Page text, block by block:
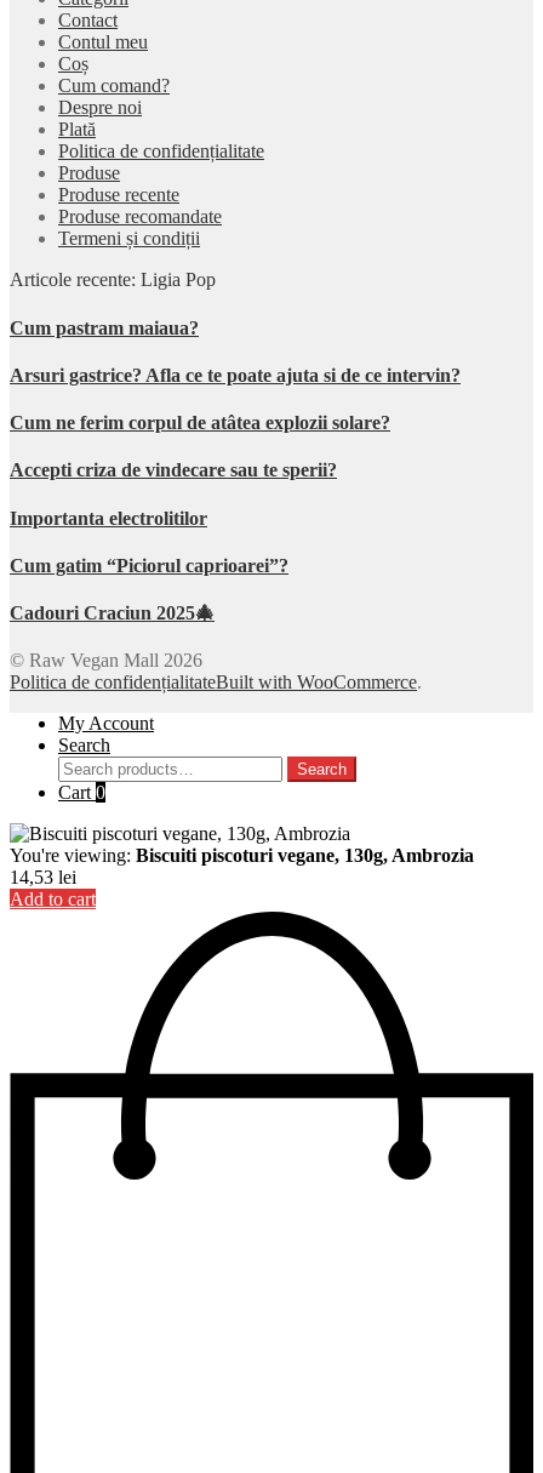
Contact
Contul meu
Coș
Cum comand?
Despre noi
Plată
Politica de confidențialitate
Produse
Produse recente
Produse recomandate
Termeni și condiții
Articole recente: Ligia Pop
Cum pastram maiaua?
Arsuri gastrice? Afla ce te poate ajuta si de ce intervin?
Cum ne ferim corpul de atâtea explozii solare?
Accepti criza de vindecare sau te sperii?
Importanta electrolitilor
Cum gatim “Piciorul caprioarei”?
Cadouri Craciun 2025🎄
© Raw Vegan Mall 2026
Politica de confidențialitateBuilt with WooCommerce.
My Account
Search
Search
for:
Search
Cart0
You're viewing: Biscuiti piscoturi vegane, 130g, Ambrozia
14,53 lei
Add to cart